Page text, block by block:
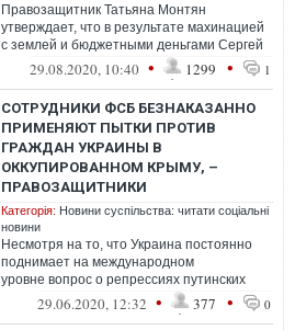
Правозащитник Татьяна Монтян
утверждает, что в результате махинацией
с землей и бюджетными деньгами Сергей
Кивалов сумел построить в дорогом
29.08.2020, 10:40 • 1299 • 1
СОТРУДНИКИ ФСБ БЕЗНАКАЗАННО
ПРИМЕНЯЮТ ПЫТКИ ПРОТИВ
ГРАЖДАН УКРАИНЫ В
ОККУПИРОВАННОМ КРЫМУ, –
ПРАВОЗАЩИТНИКИ
Категорія: Новини суспільства: читати соціальні
новини
Несмотря на то, что Украина постоянно
поднимает на международном
уровне вопрос о репрессиях путинских
силовиков в оккупированном Россией
29.06.2020, 12:32 • 377 • 0